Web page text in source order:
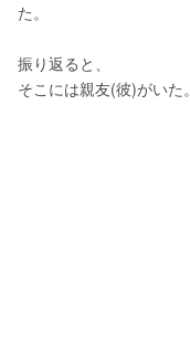
た。
振り返ると、
そこには親友(彼)がいた。